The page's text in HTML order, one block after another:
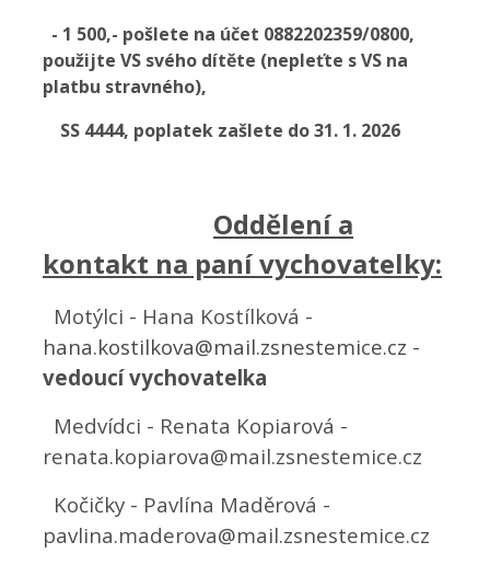
- 1 500,- pošlete na účet 0882202359/0800,
použijte VS svého dítěte (nepleťte s VS na
platbu stravného),
SS 4444, poplatek zašlete do 31. 1. 2026
Oddělení a
kontakt na paní vychovatelky:
Motýlci - Hana Kostílková -
hana.kostilkova@mail.zsnestemice.cz -
vedoucí vychovatelka
Medvídci - Renata Kopiarová -
renata.kopiarova@mail.zsnestemice.cz
Kočičky - Pavlína Maděrová -
pavlina.maderova@mail.zsnestemice.cz